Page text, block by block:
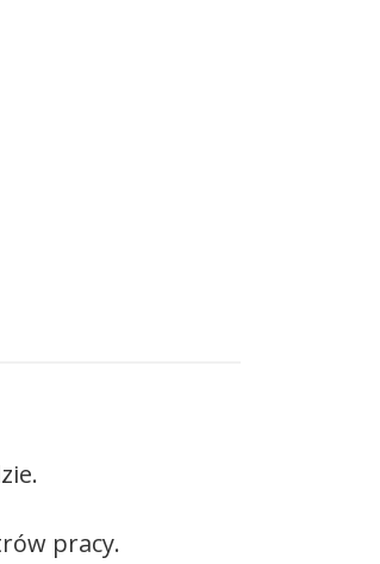
pracy.